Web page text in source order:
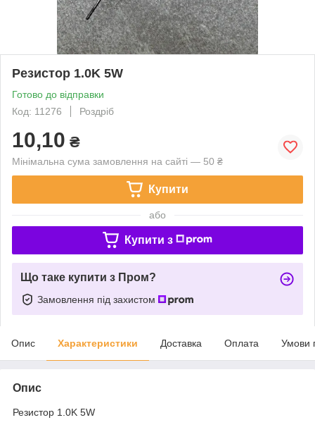
Резистор 1.0K 5W
Готово до відправки
Код: 11276
Роздріб
10,10 ₴
Мінімальна сума замовлення на сайті — 50 ₴
Купити
або
Купити з
Що таке купити з Пром?
Замовлення під захистом
Опис Характеристики Доставка Оплата Умови
Опис
Резистор 1.0K 5W